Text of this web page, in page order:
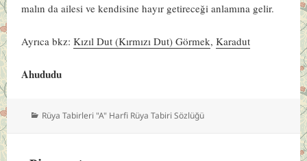
malın da ailesi ve kendisine hayır getireceği anlamına gelir.
Ayrıca bkz:Kızıl Dut (Kırmızı Dut) Görmek,Karadut
Ahududu
Kategoriler
Rüya Tabirleri "A" Harfi Rüya Tabiri Sözlüğü